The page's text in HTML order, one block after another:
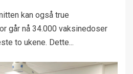
kan også true
går nå 34.000 vaksinedoser
to ukene. Dette...